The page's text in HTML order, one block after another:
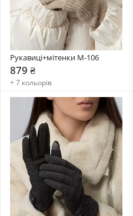
Рукавиці+мітенки М-106
879 ₴
+ 7 кольорів